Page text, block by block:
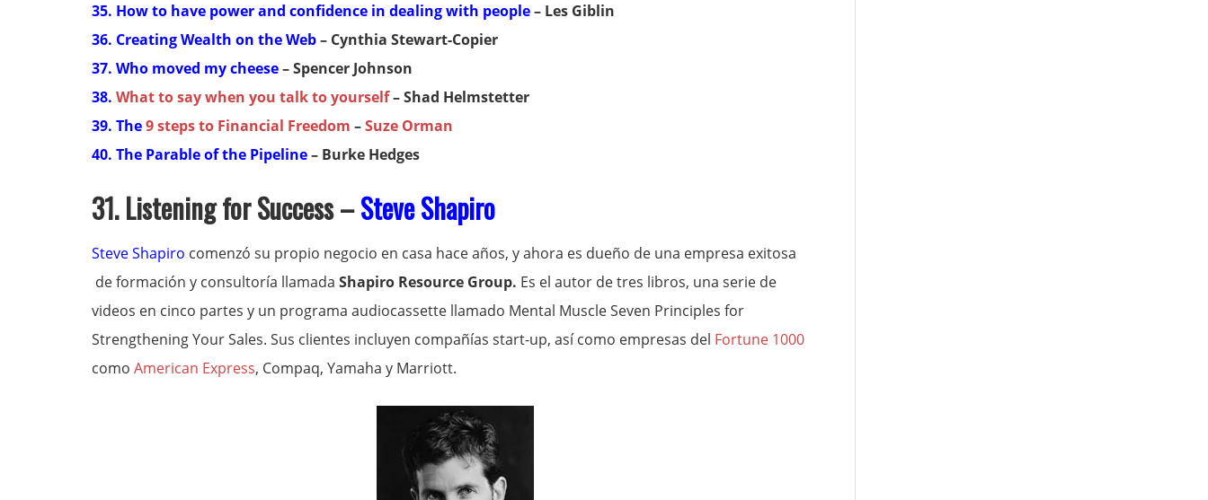
35. How to have power and confidence in dealing with people– Les Giblin
36. Creating Wealth on the Web– Cynthia Stewart-Copier
37. Who moved my cheese– Spencer Johnson
38. What to say when you talk to yourself– Shad Helmstetter
39. The9 steps to Financial Freedom –Suze Orman
40. The Parable of the Pipeline– Burke Hedges
31. Listening for Success –Steve Shapiro
Steve Shapiro comenzó su propio negocio en casa hace años, y ahora es dueño de una empresa exitosa
de formación y consultoría llamada Shapiro Resource Group. Es el autor de tres libros, una serie de
videos en cinco partes y un programa audiocassette llamado Mental Muscle Seven Principles for
Strengthening Your Sales. Sus clientes incluyen compañías start-up, así como empresas del Fortune 1000
como American Express, Compaq, Yamaha y Marriott.